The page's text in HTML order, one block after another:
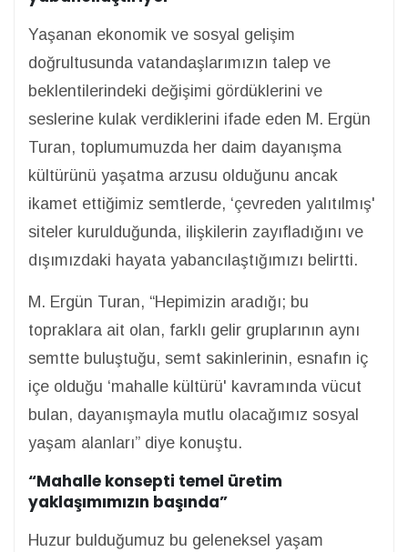
Yaşanan ekonomik ve sosyal gelişim
doğrultusunda vatandaşlarımızın talep ve
beklentilerindeki değişimi gördüklerini ve
seslerine kulak verdiklerini ifade eden M. Ergün
Turan, toplumumuzda her daim dayanışma
kültürünü yaşatma arzusu olduğunu ancak
ikamet ettiğimiz semtlerde, ‘çevreden yalıtılmış'
siteler kurulduğunda, ilişkilerin zayıfladığını ve
dışımızdaki hayata yabancılaştığımızı belirtti.
M. Ergün Turan, “Hepimizin aradığı; bu
topraklara ait olan, farklı gelir gruplarının aynı
semtte buluştuğu, semt sakinlerinin, esnafın iç
içe olduğu ‘mahalle kültürü' kavramında vücut
bulan, dayanışmayla mutlu olacağımız sosyal
yaşam alanları” diye konuştu.
“Mahalle konsepti temel üretim
yaklaşımımızın başında”
Huzur bulduğumuz bu geleneksel yaşam